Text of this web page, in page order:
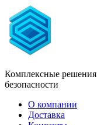
Комплексные решения
безопасности
О компании
Доставка